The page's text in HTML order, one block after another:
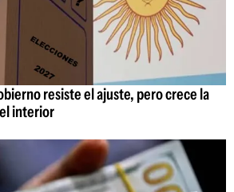
resiste el ajuste, pero crece la
interior